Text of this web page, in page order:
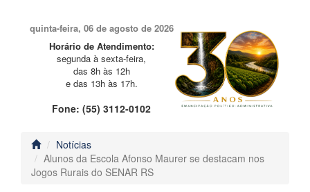
quinta-feira, 06 de agosto de 2026
Horário de Atendimento:
segunda à sexta-feira,
das 8h às 12h
e das 13h às 17h.
Fone: (55) 3112-0102
Notícias
Alunos da Escola Afonso Maurer se destacam nos
Jogos Rurais do SENAR RS